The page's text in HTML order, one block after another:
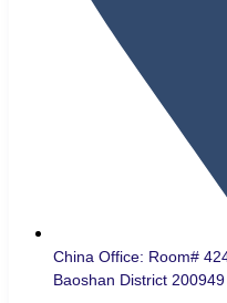
China Office: Room#
Baoshan District